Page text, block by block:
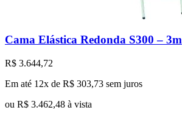
Cama Elástica Redonda S300 – 3m
R$ 3.644,72
Em até 12x de R$ 303,73 sem juros
ou R$ 3.462,48 à vista